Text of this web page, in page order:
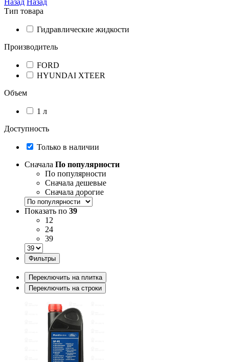
Тип товара
Гидравлические жидкости
Производитель
FORD
HYUNDAI XTEER
Объем
1 л
Доступность
Только в наличии
Сначала По популярности
По популярности
Сначала дешевые
Сначала дорогие
Показать по 39
12
24
39
Фильтры
Переключить на плитка
Переключить на строки